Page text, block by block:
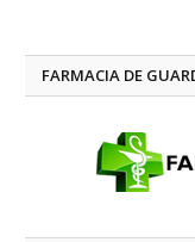
FARMACIA DE